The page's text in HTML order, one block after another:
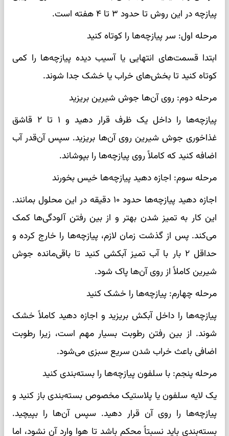
پیازچه در این روش تا حدود ۳ تا ۴ هفته است.
مرحله اول: سر پیازچه‌ها را کوتاه کنید
ابتدا قسمت‌های انتهایی یا آسیب ‌دیده پیازچه‌ها را کمی
کوتاه کنید تا بخش‌های خراب یا خشک جدا شوند.
مرحله دوم: روی آن‌ها جوش شیرین بریزید
پیازچه‌ها را داخل یک ظرف قرار دهید و ۱ تا ۲ قاشق
غذاخوری جوش شیرین روی آن‌ها بریزید. سپس آن‌قدر آب
اضافه کنید که کاملاً روی پیازچه‌ها را بپوشاند.
مرحله سوم: اجازه دهید پیازچه‌ها خیس بخورند
اجازه دهید پیازچه‌ها حدود ۱۰ دقیقه در این محلول بمانند.
این کار به تمیز شدن بهتر و از بین رفتن آلودگی‌ها کمک
می‌کند. پس از گذشت زمان لازم، پیازچه‌ها را خارج کرده و
حداقل ۲ بار با آب تمیز آبکشی کنید تا باقی‌مانده جوش
شیرین کاملاً از روی آن‌ها پاک شود.
مرحله چهارم: پیازچه‌ها را خشک کنید
پیازچه‌ها را داخل آبکش بریزید و اجازه دهید کاملاً خشک
شوند. از بین رفتن رطوبت بسیار مهم است، زیرا رطوبت
اضافی باعث خراب شدن سریع سبزی می‌شود.
مرحله پنجم: با سلفون پیازچه‌ها را بسته‌بندی کنید
یک لایه سلفون یا پلاستیک مخصوص بسته‌بندی باز کنید و
پیازچه‌ها را روی آن قرار دهید. سپس آن‌ها را بپیچید.
بسته‌بندی باید نسبتاً محکم باشد تا هوا وارد آن نشود، اما